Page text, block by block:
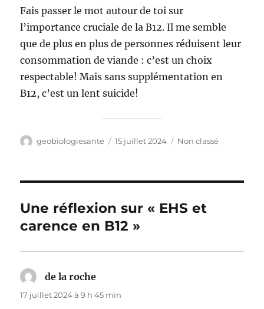
Fais passer le mot autour de toi sur
l’importance cruciale de la B12. Il me semble
que de plus en plus de personnes réduisent leur
consommation de viande : c’est un choix
respectable! Mais sans supplémentation en
B12, c’est un lent suicide!
Auteur
geobiologiesante
Publié
15 juillet 2024 Catégories
Non classé
Une réflexion sur « EHS et
carence en B12 »
de la roche
17 juillet 2024 à 9 h 45 min